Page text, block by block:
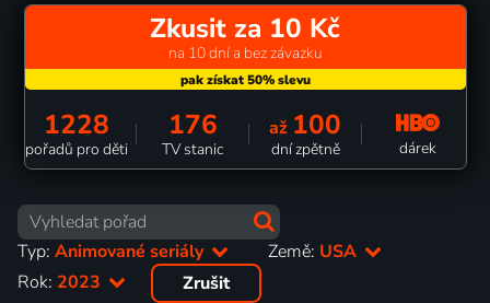
Zkusit za 10 Kč
na 10 dní a bez závazku
1228
pořadů pro děti
176
TV stanic
až 100
dní zpětně dárek
Typ: Animované seriály Země: USA
Rok: 2023 Zrušit